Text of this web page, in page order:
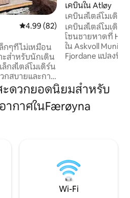
คะแนนเฉลี่ย 4.99 จาก 5, 82 รีวิว
4.99 (82)
กๆที่ไม่เหมือน
ะสำหรับนักเดิน
กสไตล์โมเดิร์น
สบายและการ
จะพบ
ห้องครัวที่มี
สะดวกสบาย
าปูเตียง ผ้า
งแล้ว :)
เคบินใน Atløy
เคบินสไตล์โมเดิร์
พระอาทิตย์ตกที่ส
เคบินสไตล์โมเดิร์
โซนชายหาดที่
ใน Askvoll
Fjordane แปลงนี้
เคบินไปยังเกาะคิ
เหนือซึ่งเป็นแบรน
กันในชื่อแบรนด์เรื
ทิศใต้เป็นจุดชมวิว
ะดวกยอดนิยมสำหรับ
กาศในFærøyna
Wi-Fi